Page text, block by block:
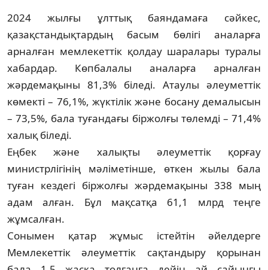
2024 жылғы ұлттық баяндамаға сәйкес,
қазақстандықтардың басым бөлігі аналарға
арналған мемлекеттік қолдау шаралары туралы
хабардар. Көпбалалы аналарға арналған
жәрдемақыны 81,3% біледі. Атаулы әлеуметтік
көмекті – 76,1%, жүктілік және босану демалысын
– 73,5%, бала туғандағы біржолғы төлемді – 71,4%
халық біледі.
Еңбек және халықты әлеуметтік қорғау
министрлігінің мәліметінше, өткен жылы бала
туған кездегі біржолғы жәрдемақыны 338 мың
адам алған. Бұл мақсатқа 61,1 млрд теңге
жұмсалған.
Сонымен қатар жұмыс істейтін әйелдерге
Мемлекеттік әлеуметтік сақтандыру қорынан